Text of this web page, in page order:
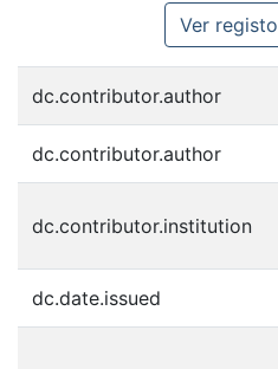
Ver
dc.contributor.author
dc.contributor.author
dc.contributor.institution
dc.date.issued